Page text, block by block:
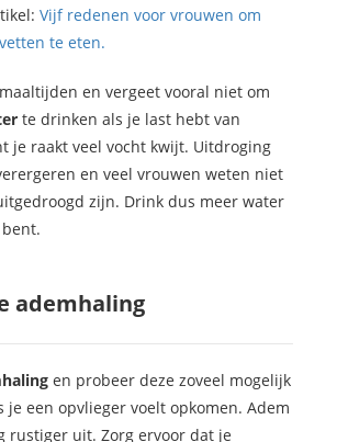
Vijf redenen voor vrouwen om
te eten.
en vergeet vooral niet om
te drinken als je last hebt van
je raakt veel vocht kwijt. Uitdroging
en veel vrouwen weten niet
zijn. Drink dus meer water
ademhaling
en probeer deze zoveel mogelijk
je een opvlieger voelt opkomen. Adem
rustiger uit. Zorg ervoor dat je